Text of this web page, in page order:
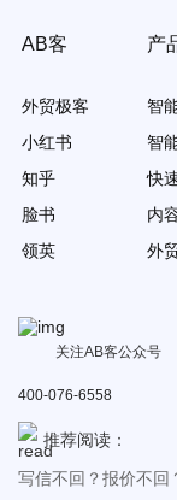
AB客
外贸极客
小红书
知乎
脸书
领英
产
智
智
快
内
外
关注AB客公众号
400-076-6558
推荐阅读：
写信不回？报价不回